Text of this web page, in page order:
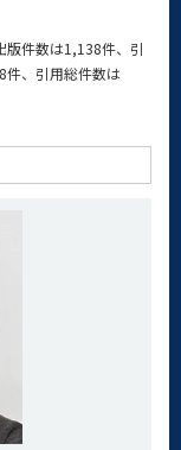
版件数は1,138件、引
件、引用総件数は